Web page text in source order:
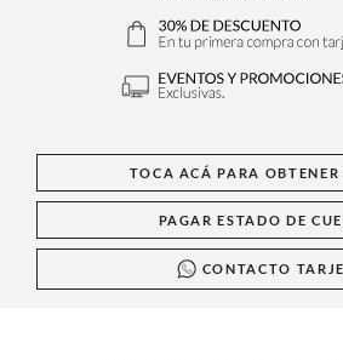
TOCA ACÁ PARA OBTENER
PAGAR ESTADO DE
CONTACTO